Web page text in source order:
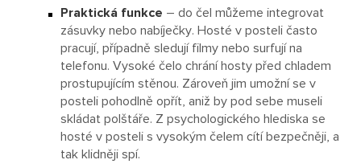
Praktická funkce – do čel můžeme integrovat
zásuvky nebo nabíječky. Hosté v posteli často
pracují, případně sledují filmy nebo surfují na
telefonu. Vysoké čelo chrání hosty před chladem
prostupujícím stěnou. Zároveň jim umožní se v
posteli pohodlně opřít, aniž by pod sebe museli
skládat polštáře. Z psychologického hlediska se
hosté v posteli s vysokým čelem cítí bezpečněji, a
tak klidněji spí.